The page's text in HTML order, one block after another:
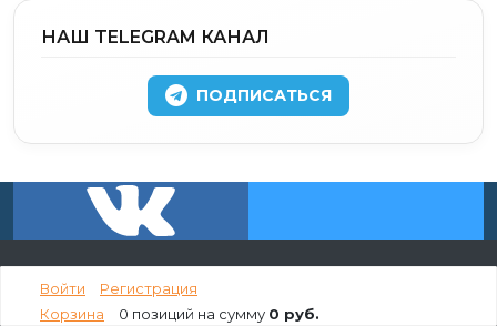
НАШ TELEGRAM КАНАЛ
ПОДПИСАТЬСЯ
О магазине
Войти
Регистрация
Корзина
0 позиций на сумму 0 руб.